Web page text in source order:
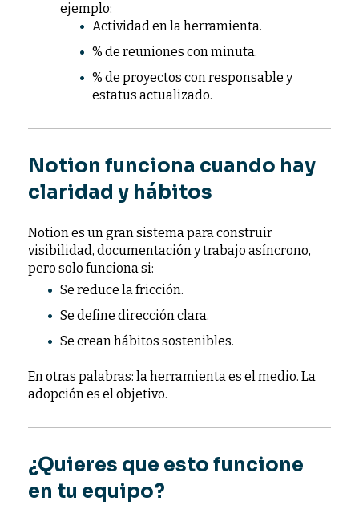
ejemplo:
Actividad en la herramienta.
% de reuniones con minuta.
% de proyectos con responsable y
estatus actualizado.
Notion funciona cuando hay
claridad y hábitos
Notion es un gran sistema para construir
visibilidad, documentación y trabajo asíncrono,
pero solo funciona si:
Se reduce la fricción.
Se define dirección clara.
Se crean hábitos sostenibles.
En otras palabras: la herramienta es el medio. La
adopción es el objetivo.
¿Quieres que esto funcione
en tu equipo?